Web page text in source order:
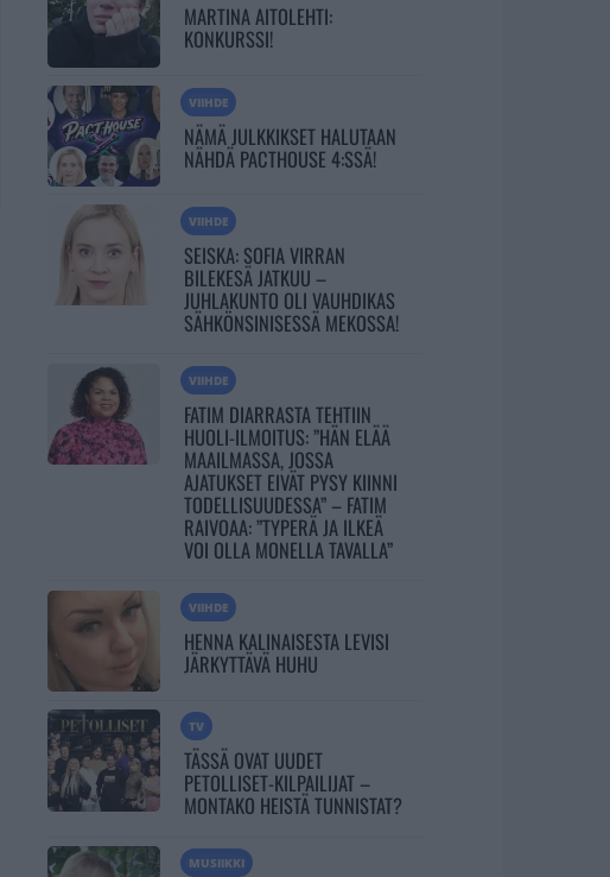
MARTINA AITOLEHTI:
KONKURSSI!
VIIHDE
NÄMÄ JULKKIKSET HALUTAAN
NÄHDÄ PACTHOUSE 4:SSÄ!
VIIHDE
SEISKA: SOFIA VIRRAN
BILEKESÄ JATKUU –
JUHLAKUNTO OLI VAUHDIKAS
SÄHKÖNSINISESSÄ MEKOSSA!
VIIHDE
FATIM DIARRASTA TEHTIIN
HUOLI-ILMOITUS: ”HÄN ELÄÄ
MAAILMASSA, JOSSA
AJATUKSET EIVÄT PYSY KIINNI
TODELLISUUDESSA” – FATIM
RAIVOAA: ”TYPERÄ JA ILKEÄ
VOI OLLA MONELLA TAVALLA”
VIIHDE
HENNA KALINAISESTA LEVISI
JÄRKYTTÄVÄ HUHU
TV
TÄSSÄ OVAT UUDET
PETOLLISET-KILPAILIJAT –
MONTAKO HEISTÄ TUNNISTAT?
MUSIIKKI